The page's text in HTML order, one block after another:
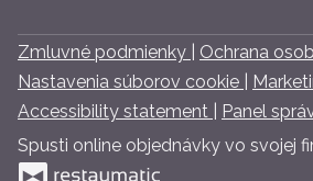
Zmluvné podmienky Ochrana
Nastavenia súborov cookie
Accessibility statement
Panel
Spusti online objednávky vo svojej